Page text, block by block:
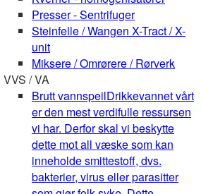
Presser - Sentrifuger
Steinfelle / Wangen X-Tract / X-
unit
Miksere / Omrørere / Rørverk
VVS / VA
Brutt vannspeilDrikkevannet vårt
er den mest verdifulle ressursen
vi har. Derfor skal vi beskytte
dette mot all væske som kan
inneholde smittestoff, dvs.
bakterier, virus eller parasitter